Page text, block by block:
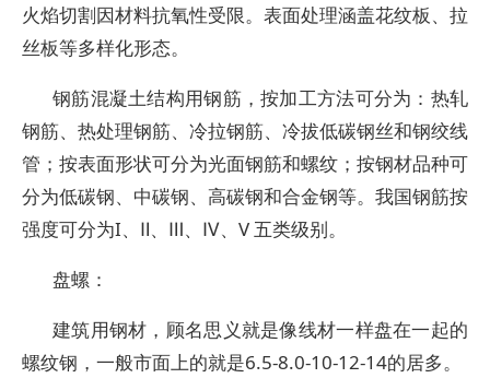
火焰切割因材料抗氧性受限。表面处理涵盖花纹板、拉
丝板等多样化形态。
钢筋混凝土结构用钢筋，按加工方法可分为：热轧
钢筋、热处理钢筋、冷拉钢筋、冷拔低碳钢丝和钢绞线
管；按表面形状可分为光面钢筋和螺纹；按钢材品种可
分为低碳钢、中碳钢、高碳钢和合金钢等。我国钢筋按
强度可分为I、Ⅱ、Ⅲ、Ⅳ、V 五类级别。
盘螺：
建筑用钢材，顾名思义就是像线材一样盘在一起的
螺纹钢，一般市面上的就是6.5-8.0-10-12-14的居多。